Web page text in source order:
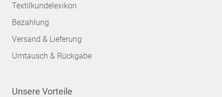
Textilkundelexikon
Bezahlung
Versand & Lieferung
Umtausch & Rückgabe
Unsere Vorteile